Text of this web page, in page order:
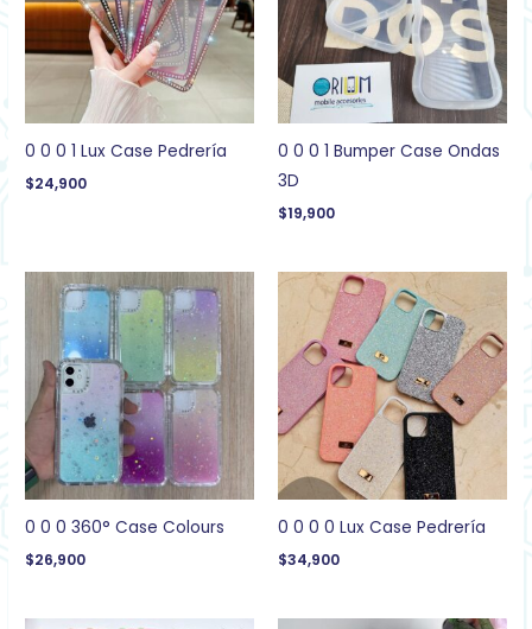
0 0 0 1 Lux Case Pedrería
$24,900
0 0 0 1 Bumper Case Ondas
3D
$19,900
0 0 0 360° Case Colours
$26,900
0 0 0 0 Lux Case Pedrería
$34,900